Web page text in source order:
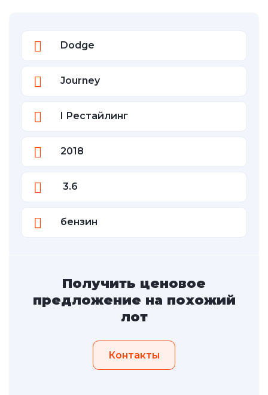
Dodge
Journey
I Рестайлинг
2018
3.6
бензин
Получить ценовое
предложение на похожий
лот
Контакты